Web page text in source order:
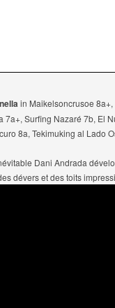
in Maikelsoncrusoe
7a+, Surfing Nazaré 7b, El
8a, Tekimuking al Lado
Dani Andrada
dévers et des toits